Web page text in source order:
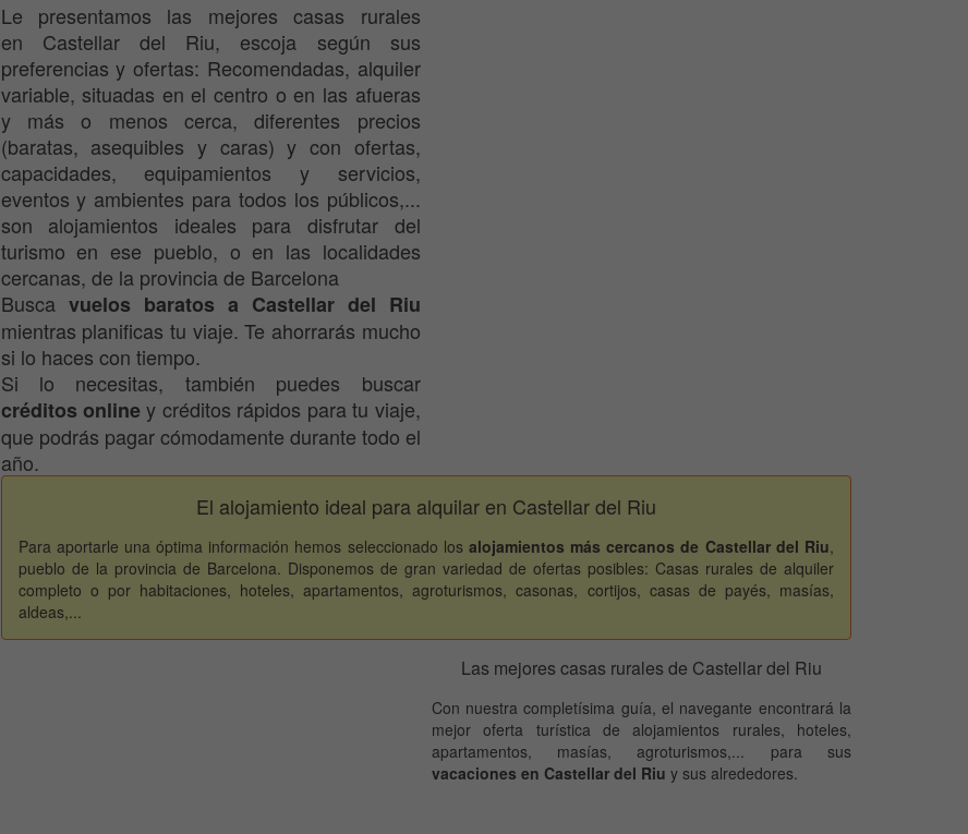
Le presentamos las mejores casas rurales
en Castellar del Riu, escoja según sus
preferencias y ofertas: Recomendadas, alquiler
variable, situadas en el centro o en las afueras
y más o menos cerca, diferentes precios
(baratas, asequibles y caras) y con ofertas,
capacidades, equipamientos y servicios,
eventos y ambientes para todos los públicos,...
son alojamientos ideales para disfrutar del
turismo en ese pueblo, o en las localidades
cercanas, de la provincia de Barcelona
Busca vuelos baratos a Castellar del Riu
mientras planificas tu viaje. Te ahorrarás mucho
si lo haces con tiempo.
Si lo necesitas, también puedes buscar
créditos onliney créditos rápidos para tu viaje,
que podrás pagar cómodamente durante todo el
año.
El alojamiento ideal para alquilar en Castellar del Riu
Para aportarle una óptima información hemos seleccionado los alojamientos más cercanos de Castellar del Riu,
pueblo de la provincia de Barcelona. Disponemos de gran variedad de ofertas posibles: Casas rurales de alquiler
completo o por habitaciones, hoteles, apartamentos, agroturismos, casonas, cortijos, casas de payés, masías,
aldeas,...
Las mejores casas rurales de Castellar del Riu
Con nuestra completísima guía, el navegante encontrará la
mejor oferta turística de alojamientos rurales, hoteles,
apartamentos, masías, agroturismos,... para sus
vacaciones en Castellar del Riu y sus alrededores.